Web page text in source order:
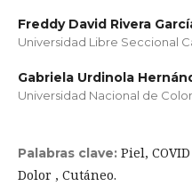
Freddy David Rivera
Universidad Libre Seccional
Gabriela Urdinola
Universidad Nacional de
Palabras clave: Piel,
Dolor , Cutáneo.